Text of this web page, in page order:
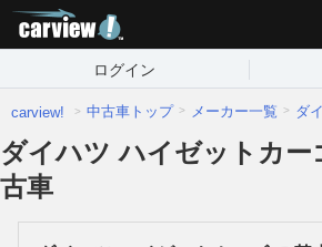
ログイン
carview! 中古車トップ メーカー一覧 ダ
ダイハツ ハイゼットカー
古車